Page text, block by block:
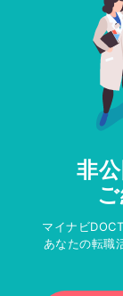
非
マイナビ
あなたの転職